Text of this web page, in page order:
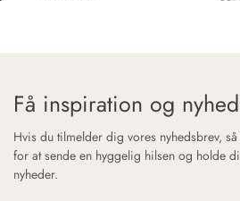
Få inspiration og
Hvis du tilmelder dig vores nyhedsbrev,
for at sende en hyggelig hilsen og holde
nyheder.